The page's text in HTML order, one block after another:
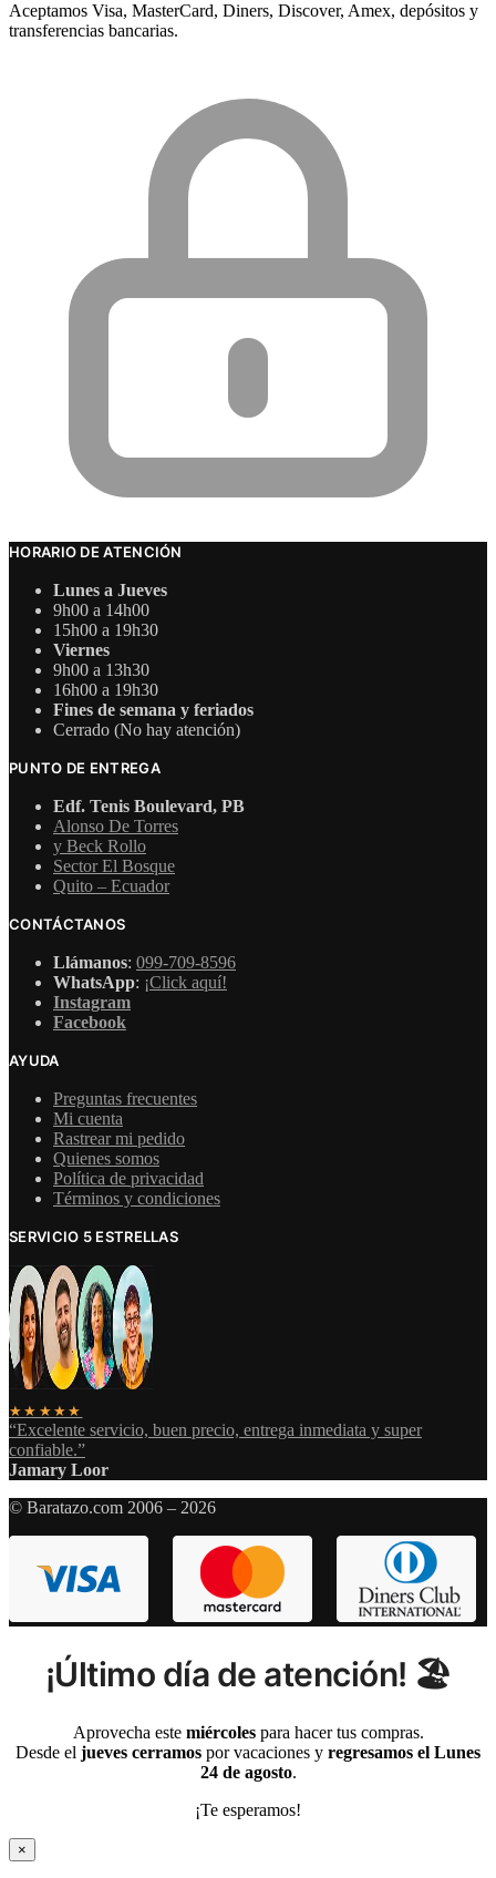
Aceptamos Visa, MasterCard, Diners, Discover, Amex, depósitos y
transferencias bancarias.
HORARIO DE ATENCIÓN
Lunes a Jueves
9h00 a 14h00
15h00 a 19h30
Viernes
9h00 a 13h30
16h00 a 19h30
Fines de semana y feriados
Cerrado (No hay atención)
PUNTO DE ENTREGA
Edf. Tenis Boulevard, PB
Alonso De Torres
y Beck Rollo
Sector El Bosque
Quito – Ecuador
CONTÁCTANOS
Llámanos: 099-709-8596
WhatsApp: ¡Click aquí!
Instagram
Facebook
AYUDA
Preguntas frecuentes
Mi cuenta
Rastrear mi pedido
Quienes somos
Política de privacidad
Términos y condiciones
SERVICIO 5 ESTRELLAS
★★★★★
“Excelente servicio, buen precio, entrega inmediata y super
confiable.”
Jamary Loor
© Baratazo.com 2006 – 2026
¡Último día de atención! 🏖️
Aprovecha este miércolespara hacer tus compras.
Desde el jueves cerramos por vacaciones y regresamos el Lunes
24 de agosto.
¡Te esperamos!
×